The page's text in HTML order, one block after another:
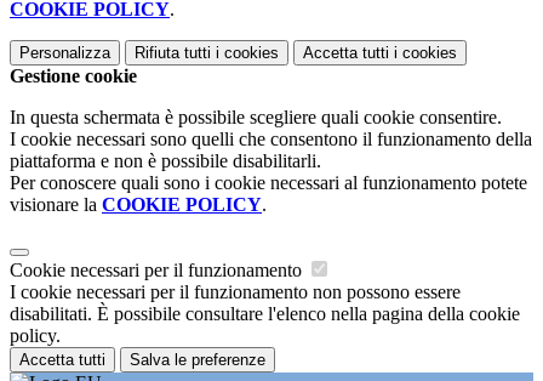
COOKIE POLICY.
Personalizza Rifiuta tutti i cookies Accetta tutti i cookies
Gestione cookie
In questa schermata è possibile scegliere quali cookie consentire.
I cookie necessari sono quelli che consentono il funzionamento della
piattaforma e non è possibile disabilitarli.
Per conoscere quali sono i cookie necessari al funzionamento potete
visionare la COOKIE POLICY.
Cookie necessari per il funzionamento
I cookie necessari per il funzionamento non possono essere
disabilitati. È possibile consultare l'elenco nella pagina della cookie
policy.
Accetta tutti Salva le preferenze